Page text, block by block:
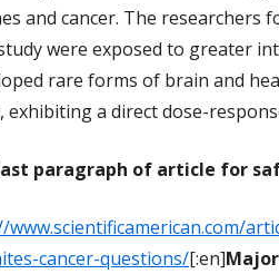
KARL-
FRANZ
INGRID
ARCHIV-
VON
and cancer. The researchers
were exposed to greater
rare forms of brain and
exhibiting a direct dose-
paragraph of article for
www.scientificamerican.com/
cancer-questions/[:en]